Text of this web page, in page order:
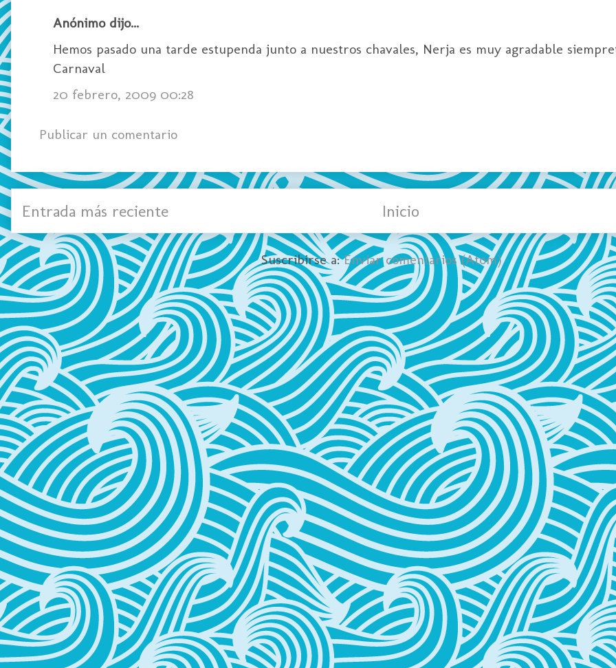
Anónimo dijo...
Hemos pasado una tarde estupenda junto a nuestros chavales, Nerja es muy agradable
Carnaval
20 febrero, 2009 00:28
Publicar un comentario
Entrada más reciente Inicio
Suscribirse a:Enviar comentarios (Atom)